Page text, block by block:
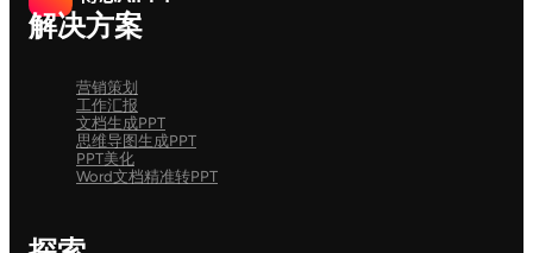
解决方案
营销策划
工作汇报
文档生成PPT
思维导图生成PPT
PPT美化
Word文档精准转PPT